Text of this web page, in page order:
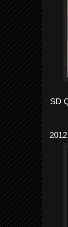
SD
2012